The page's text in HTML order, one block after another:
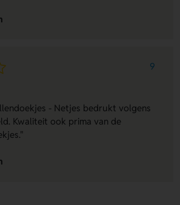
9
- Netjes bedrukt volgens
Kwaliteit ook prima van de